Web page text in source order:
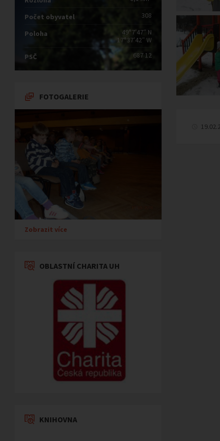
Počet obyvatel 308
Poloha
49°7′47″ N
17°37′42″ W
PSČ
687 12
FOTOGALERIE
Zobrazit více
OBLASTNÍ CHARITA UH
KNIHOVNA